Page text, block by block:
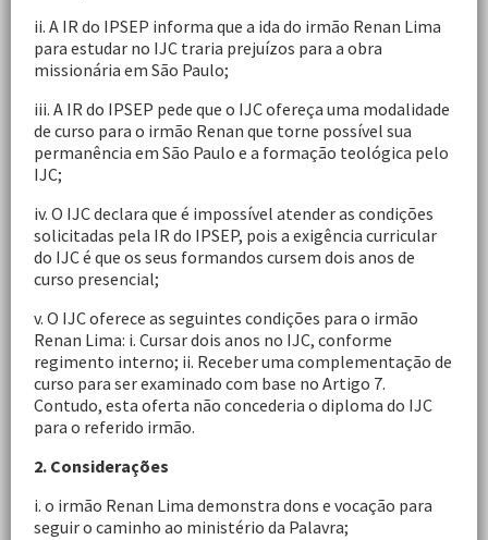
ii. A IR do IPSEP informa que a ida do irmão Renan Lima
para estudar no IJC traria prejuízos para a obra
missionária em São Paulo;
iii. A IR do IPSEP pede que o IJC ofereça uma modalidade
de curso para o irmão Renan que torne possível sua
permanência em São Paulo e a formação teológica pelo
IJC;
iv. O IJC declara que é impossível atender as condições
solicitadas pela IR do IPSEP, pois a exigência curricular
do IJC é que os seus formandos cursem dois anos de
curso presencial;
v. O IJC oferece as seguintes condições para o irmão
Renan Lima: i. Cursar dois anos no IJC, conforme
regimento interno; ii. Receber uma complementação de
curso para ser examinado com base no Artigo 7.
Contudo, esta oferta não concederia o diploma do IJC
para o referido irmão.
2. Considerações
i. o irmão Renan Lima demonstra dons e vocação para
seguir o caminho ao ministério da Palavra;